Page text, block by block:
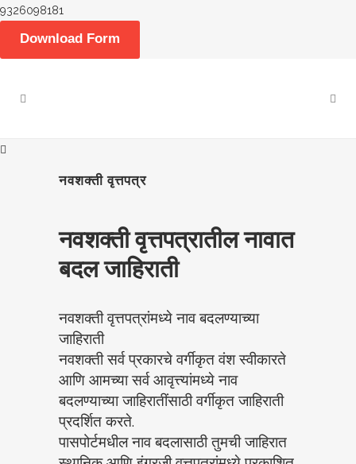
9326098181
Download Form
नवशक्ती वृत्तपत्र
नवशक्ती वृत्तपत्रातील नावात
बदल जाहिराती
नवशक्ती वृत्तपत्रांमध्ये नाव बदलण्याच्या
जाहिराती
नवशक्ती सर्व प्रकारचे वर्गीकृत वंश स्वीकारते
आणि आमच्या सर्व आवृत्त्यांमध्ये नाव
बदलण्याच्या जाहिरातींसाठी वर्गीकृत जाहिराती
प्रदर्शित करते.
पासपोर्टमधील नाव बदलासाठी तुमची जाहिरात